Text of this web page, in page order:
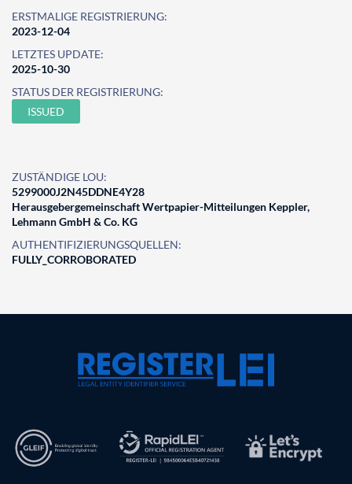
ERSTMALIGE REGISTRIERUNG:
2023-12-04
LETZTES UPDATE:
2025-10-30
STATUS DER REGISTRIERUNG:
ISSUED
ZUSTÄNDIGE LOU:
5299000J2N45DDNE4Y28
Herausgebergemeinschaft Wertpapier-Mitteilungen Keppler,
Lehmann GmbH & Co. KG
AUTHENTIFIZIERUNGSQUELLEN:
FULLY_CORROBORATED